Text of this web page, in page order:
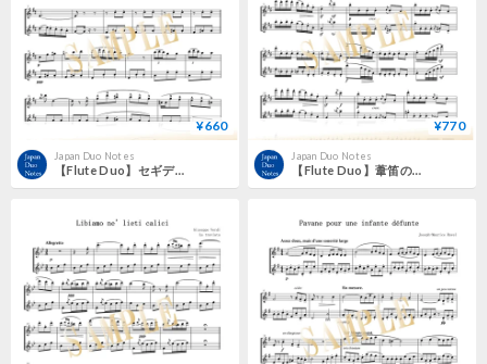
¥660
Japan Duo Notes
【Flute Duo】セギディーリャ（オペラ《カルメン》より）／ジョルジュ・ビゼー
¥770
Japan Duo Notes
【Flute Duo】葦笛の踊り（バレエ《くるみ割り人形》より）／ピョートル・イリイチ・チャイコフスキー